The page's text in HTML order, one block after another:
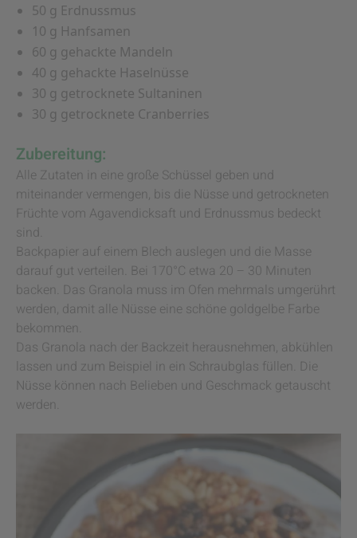
50 g Erdnussmus
10 g Hanfsamen
60 g gehackte Mandeln
40 g gehackte Haselnüsse
30 g getrocknete Sultaninen
30 g getrocknete Cranberries
Zubereitung:
Alle Zutaten in eine große Schüssel geben und
miteinander vermengen, bis die Nüsse und getrockneten
Früchte vom Agavendicksaft und Erdnussmus bedeckt
sind.
Backpapier auf einem Blech auslegen und die Masse
darauf gut verteilen. Bei 170°C etwa 20 – 30 Minuten
backen. Das Granola muss im Ofen mehrmals umgerührt
werden, damit alle Nüsse eine schöne goldgelbe Farbe
bekommen.
Das Granola nach der Backzeit herausnehmen, abkühlen
lassen und zum Beispiel in ein Schraubglas füllen. Die
Nüsse können nach Belieben und Geschmack getauscht
werden.